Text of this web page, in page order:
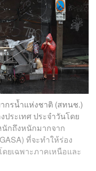
กรน้ำแห่งชาติ (สทนช.)
ระเทศ ประจำวันโดย
กถึงหนักมากจาก
ที่จะทำให้ร่อง
ยเฉพาะภาคเหนือและ